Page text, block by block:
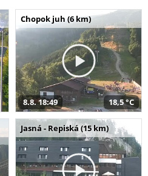
Chopok juh (6 km)
8.8. 18:49 18,5 °C
Jasná - Repiská (15 km)